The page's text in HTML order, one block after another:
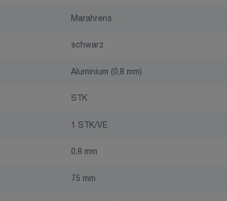
Marahrens
schwarz
Aluminium (0,8 mm)
STK
1 STK/VE
0,8 mm
75 mm